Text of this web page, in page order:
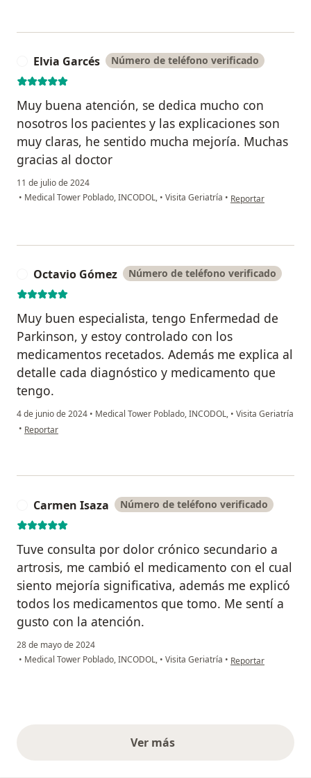
Elvia Garcés Número de teléfono verificado
Muy buena atención, se dedica mucho con
nosotros los pacientes y las explicaciones son
muy claras, he sentido mucha mejoría. Muchas
gracias al doctor
11 de julio de 2024
• Medical Tower Poblado, INCODOL, • Visita Geriatría • en opinión del
Reportar
Octavio Gómez Número de teléfono verificado
Muy buen especialista, tengo Enfermedad de
Parkinson, y estoy controlado con los
medicamentos recetados. Además me explica al
detalle cada diagnóstico y medicamento que
tengo.
4 de junio de 2024 • Medical Tower Poblado, INCODOL, • Visita Geriatría
• en opinión del usuario Octavio Gómez
Reportar
Carmen Isaza Número de teléfono verificado
Tuve consulta por dolor crónico secundario a
artrosis, me cambió el medicamento con el cual
siento mejoría significativa, además me explicó
todos los medicamentos que tomo. Me sentí a
gusto con la atención.
28 de mayo de 2024
• Medical Tower Poblado, INCODOL, • Visita Geriatría • en opinión del
Reportar
Ver másopiniones anteriores